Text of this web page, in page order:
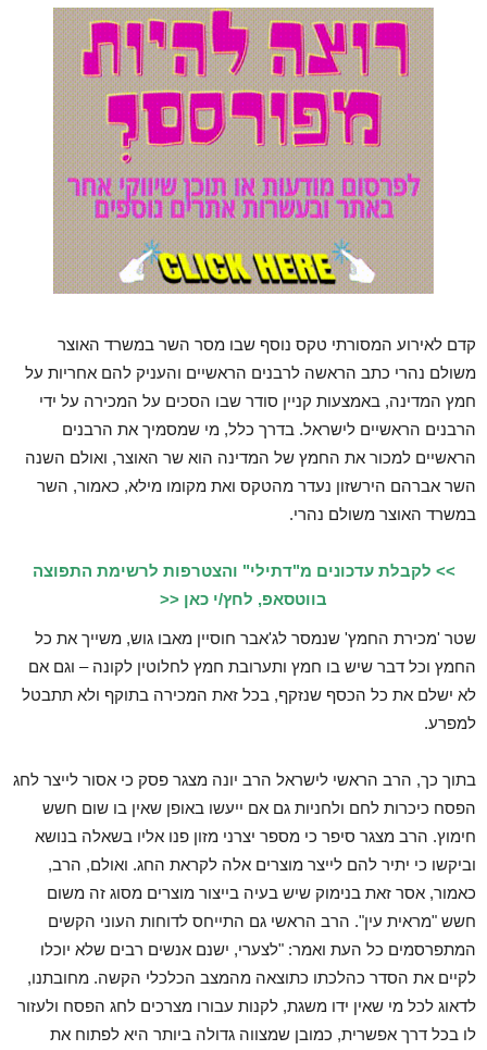
קדם לאירוע המסורתי טקס נוסף שבו מסר השר במשרד האוצר
משולם נהרי כתב הראשה לרבנים הראשיים והעניק להם אחריות על
חמץ המדינה, באמצעות קניין סודר שבו הסכים על המכירה על ידי
הרבנים הראשיים לישראל. בדרך כלל, מי שמסמיך את הרבנים
הראשיים למכור את החמץ של המדינה הוא שר האוצר, ואולם השנה
השר אברהם הירשזון נעדר מהטקס ואת מקומו מילא, כאמור, השר
במשרד האוצר משולם נהרי.
>> לקבלת עדכונים מ"דתילי" והצטרפות לרשימת התפוצה
בווטסאפ, לחץ/י כאן <<
שטר 'מכירת החמץ' שנמסר לג'אבר חוסיין מאבו גוש, משייך את כל
החמץ וכל דבר שיש בו חמץ ותערובת חמץ לחלוטין לקונה – וגם אם
לא ישלם את כל הכסף שנזקף, בכל זאת המכירה בתוקף ולא תתבטל
למפרע.
בתוך כך, הרב הראשי לישראל הרב יונה מצגר פסק כי אסור לייצר לחג
הפסח כיכרות לחם ולחניות גם אם ייעשו באופן שאין בו שום חשש
חימוץ. הרב מצגר סיפר כי מספר יצרני מזון פנו אליו בשאלה בנושא
וביקשו כי יתיר להם לייצר מוצרים אלה לקראת החג. ואולם, הרב,
כאמור, אסר זאת בנימוק שיש בעיה בייצור מוצרים מסוג זה משום
חשש "מראית עין". הרב הראשי גם התייחס לדוחות העוני הקשים
המתפרסמים כל העת ואמר: "לצערי, ישנם אנשים רבים שלא יוכלו
לקיים את הסדר כהלכתו כתוצאה מהמצב הכלכלי הקשה. מחובתנו,
לדאוג לכל מי שאין ידו משגת, לקנות עבורו מצרכים לחג הפסח ולעזור
לו בכל דרך אפשרית, כמובן שמצווה גדולה ביותר היא לפתוח את